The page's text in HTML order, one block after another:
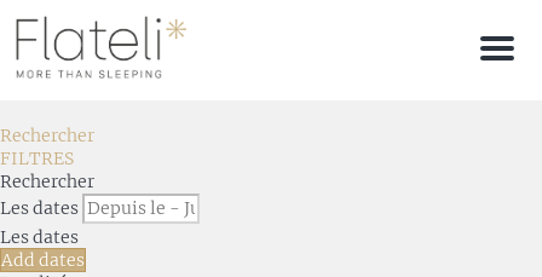
Rechercher
FILTRES
Rechercher
Les dates
Les dates
Add dates